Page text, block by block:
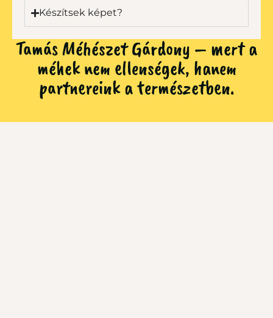
Készítsek képet?
Tamás Méhészet Gárdony – mert a
méhek nem ellenségek, hanem
partnereink a természetben.